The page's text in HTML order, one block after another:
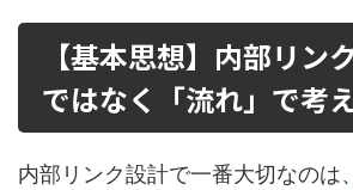
【基本思想】内部リン
ではなく「流れ」で考
内部リンク設計で一番大切なのは、